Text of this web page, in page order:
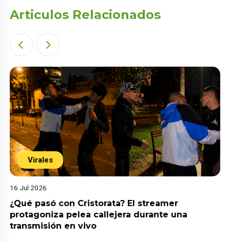
Articulos Relacionados
Virales
16 Jul 2026
¿Qué pasó con Cristorata? El streamer
protagoniza pelea callejera durante una
transmisión en vivo